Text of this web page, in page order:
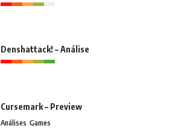
Denshattack! – Análise
Cursemark – Preview
Análises Games